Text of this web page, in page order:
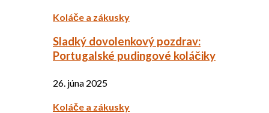
Koláče a zákusky
Sladký dovolenkový pozdrav:
Portugalské pudingové koláčiky
26. júna 2025
Koláče a zákusky